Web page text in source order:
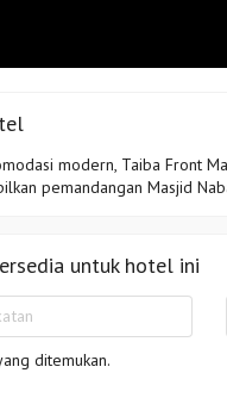
modern, Taiba Front
pemandangan Masjid
untuk hotel ini
ditemukan.